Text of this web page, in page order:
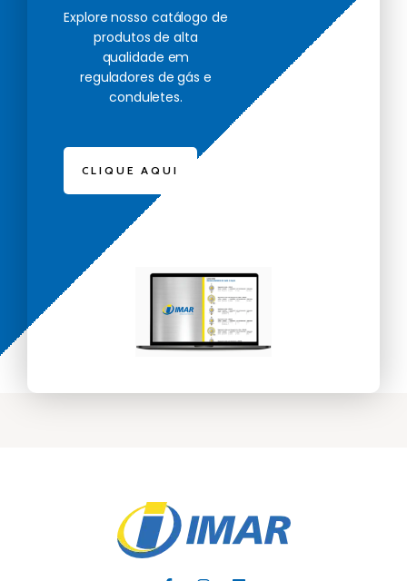
Explore nosso catálogo de
produtos de alta
qualidade em
reguladores de gás e
conduletes.
CLIQUE AQUI